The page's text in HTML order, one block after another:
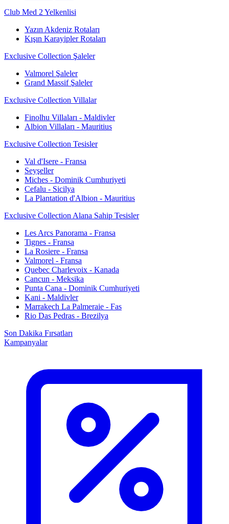
Club Med 2 Yelkenlisi
Yazın Akdeniz Rotaları
Kışın Karayipler Rotaları
Exclusive Collection Şaleler
Valmorel Şaleler
Grand Massif Şaleler
Exclusive Collection Villalar
Finolhu Villaları - Maldivler
Albion Villaları - Mauritius
Exclusive Collection Tesisler
Val d'Isere - Fransa
Seyşeller
Miches - Dominik Cumhuriyeti
Cefalu - Sicilya
La Plantation d'Albion - Mauritius
Exclusive Collection Alana Sahip Tesisler
Les Arcs Panorama - Fransa
Tignes - Fransa
La Rosiere - Fransa
Valmorel - Fransa
Quebec Charlevoix - Kanada
Cancun - Meksika
Punta Cana - Dominik Cumhuriyeti
Kani - Maldivler
Marrakech La Palmeraie - Fas
Rio Das Pedras - Brezilya
Son Dakika Fırsatları
Kampanyalar